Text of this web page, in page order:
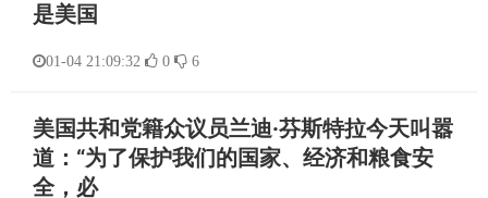
是美国
01-04 21:09:32 0 6
美国共和党籍众议员兰迪·芬斯特拉今天叫嚣
道：“为了保护我们的国家、经济和粮食安
全，必